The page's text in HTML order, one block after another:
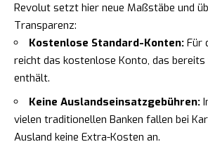
Revolut setzt hier neue Maßstäbe und
Transparenz:
Kostenlose Standard-Konten: Für
reicht das kostenlose Konto, das bereits
enthält.
Keine Auslandseinsatzgebühren:
vielen traditionellen Banken fallen bei
Ausland keine Extra-Kosten an.